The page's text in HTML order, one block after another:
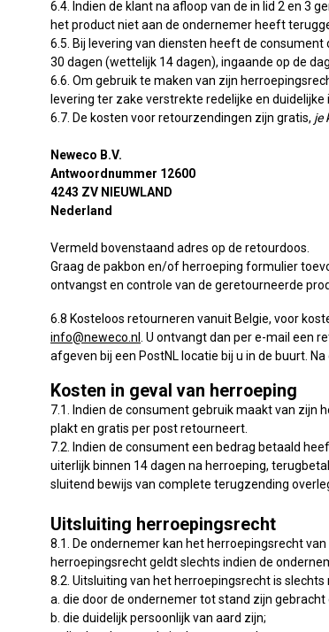
6.4. Indien de klant na afloop van de in lid 2 en 3
het product niet aan de ondernemer heeft
6.5. Bij levering van diensten heeft de
30 dagen (wettelijk 14 dagen), ingaande op de
6.6. Om gebruik te maken van zijn
levering ter zake verstrekte redelijke en duidelijke
6.7. De kosten voor retourzendingen zijn gratis, je
Neweco B.V.
Antwoordnummer 12600
4243 ZV NIEUWLAND
Nederland
Vermeld bovenstaand adres op de retourdoos.
Graag de pakbon en/of herroeping formulier
ontvangst en controle van de geretourneerde
6.8 Kosteloos retourneren vanuit Belgie, voor
info@neweco.nl
. U ontvangt dan per e-mail een
afgeven bij een PostNL locatie bij u in de buurt.
Kosten in geval van herroeping
7.1. Indien de consument gebruik maakt van zijn
plakt en gratis per post retourneert.
7.2. Indien de consument een bedrag betaald
uiterlijk binnen 14 dagen na herroeping,
sluitend bewijs van complete terugzending
Uitsluiting herroepingsrecht
8.1. De ondernemer kan het herroepingsrecht
herroepingsrecht geldt slechts indien de
8.2. Uitsluiting van het herroepingsrecht is
a. die door de ondernemer tot stand zijn
b. die duidelijk persoonlijk van aard zijn;